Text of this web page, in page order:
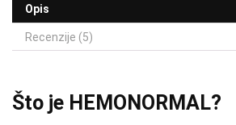
Opis
Recenzije (5)
Što je HEMONORMAL?